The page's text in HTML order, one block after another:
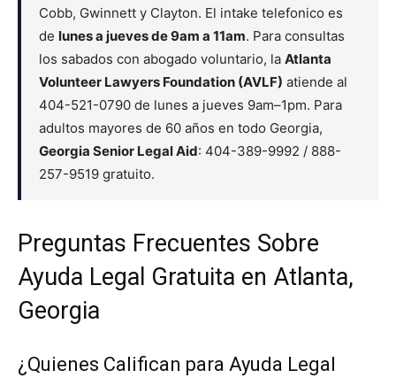
Cobb, Gwinnett y Clayton. El intake telefonico es
de lunes a jueves de 9am a 11am. Para consultas
los sabados con abogado voluntario, la Atlanta
Volunteer Lawyers Foundation (AVLF) atiende al
404-521-0790 de lunes a jueves 9am–1pm. Para
adultos mayores de 60 años en todo Georgia,
Georgia Senior Legal Aid: 404-389-9992 / 888-
257-9519 gratuito.
Preguntas Frecuentes Sobre
Ayuda Legal Gratuita en Atlanta,
Georgia
¿Quienes Califican para Ayuda Legal